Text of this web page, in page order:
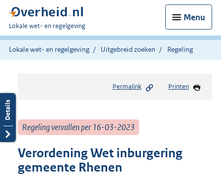
Menu
U
bent
hier:
Lokale wet- en regelgeving
Lokale wet- en regelgeving Uitgebreid zoeken Regeling
Permalink Printen
Regeling vervallen per 16-03-2023
Verordening Wet inburgering
gemeente Rhenen